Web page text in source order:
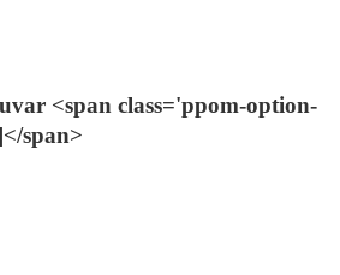
<span class='ppom-option-
span>